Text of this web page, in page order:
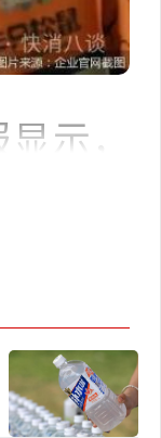
示，
长7.9
52.2
报中表